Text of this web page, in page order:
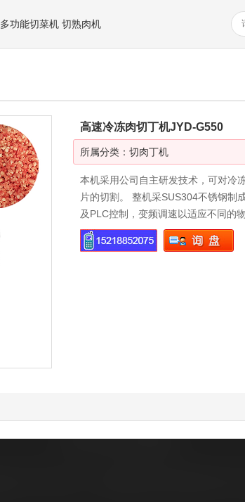
多功能切菜机 切熟肉机
高速冷冻肉切丁机JYD-G550
所属分类： 切肉丁机
本机采用公司自主研发技术，可对冷
片的切割。 整机采SUS304不锈钢制
及PLC控制，变频调速以适应不同的